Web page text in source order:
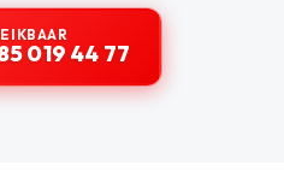
019 44 77